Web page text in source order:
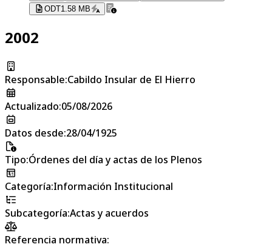
ODT1.58 MB
2002
Responsable:Cabildo Insular de El Hierro
Actualizado:05/08/2026
Datos desde:28/04/1925
Tipo:Órdenes del día y actas de los Plenos
Categoría:Información Institucional
Subcategoría:Actas y acuerdos
Referencia normativa: